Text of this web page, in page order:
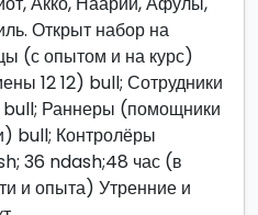
Открыт набор на
(с опытом и на курс)
12 12) bull; Сотрудники
bull; Раннеры (помощники
bull; Контролёры
36 ndash;48 час (в
и опыта) Утренние и